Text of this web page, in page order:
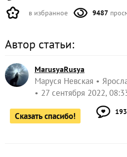
в избранное 9487
Автор статьи:
MarusyaRusya
Маруся Невская
27 сентября 2022,
Сказать спасибо!